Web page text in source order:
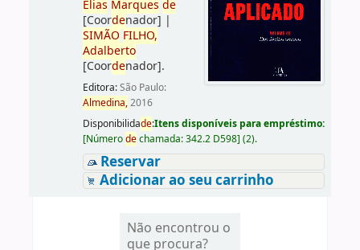
Elias Marques de
[Coordenador] |
SIMÃO FILHO,
Adalberto
[Coordenador].
Editora:São Paulo:
Almedina,2016
Disponibilidade:Itens disponíveis para empréstimo:
[Númerodechamada:342.2 D598] (2).
Reservar
Adicionar ao seu carrinho
Não encontrou o
que procura?